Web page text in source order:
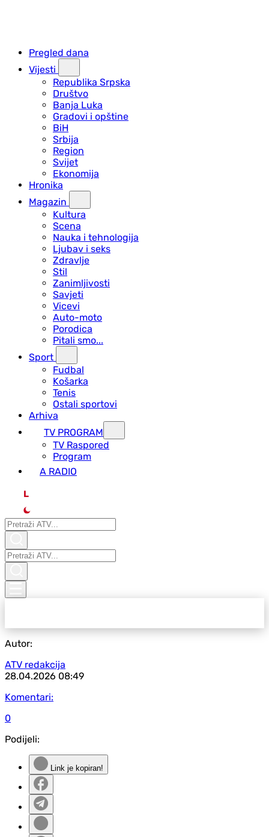
Pregled dana
Vijesti
Republika Srpska
Društvo
Banja Luka
Gradovi i opštine
BiH
Srbija
Region
Svijet
Ekonomija
Hronika
Magazin
Kultura
Scena
Nauka i tehnologija
Ljubav i seks
Zdravlje
Stil
Zanimljivosti
Savjeti
Vicevi
Auto-moto
Porodica
Pitali smo...
Sport
Fudbal
Košarka
Tenis
Ostali sportovi
Arhiva
TV PROGRAM
ТV Raspored
Program
A RADIO
L
Autor:
ATV redakcija
28.04.2026 08:49
Komentari:
0
Podijeli:
Link je kopiran!